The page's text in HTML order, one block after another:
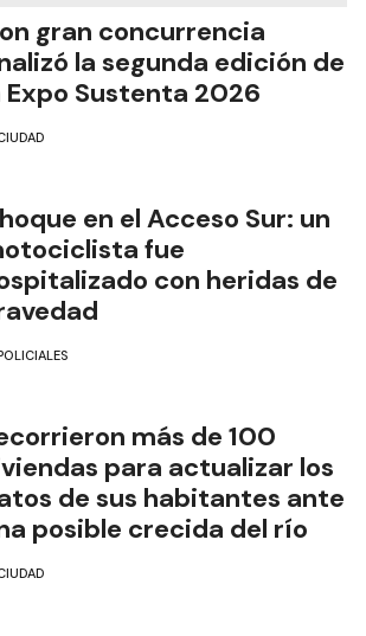
gran concurrencia
la segunda edición de
Expo Sustenta 2026
en el Acceso Sur: un
fue
con heridas de
más de 100
para actualizar los
de sus habitantes ante
posible crecida del río